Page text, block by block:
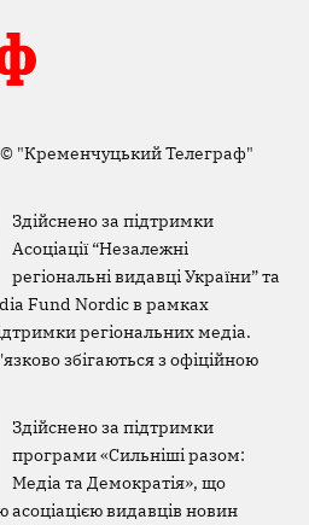
© "Кременчуцький Телеграф"
Здійснено за підтримки
Асоціації “Незалежні
регіональні видавці України” та
Fund Nordic в рамках
регіональних медіа.
збігаються з офіційною
Здійснено за підтримки
програми «Сильніші разом:
Медіа та Демократія», що
асоціацією видавців новин